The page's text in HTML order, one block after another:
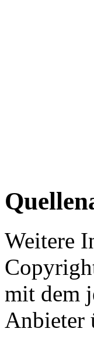
Weitere
mit dem
Anbieter